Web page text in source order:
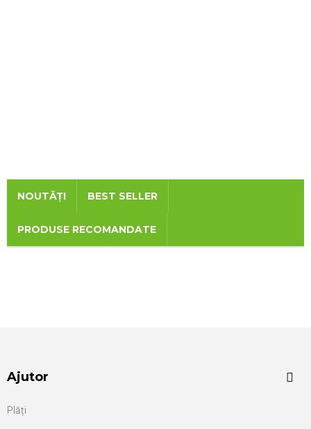
NOUTĂȚI BEST SELLER
PRODUSE RECOMANDATE
Ajutor
Plăți